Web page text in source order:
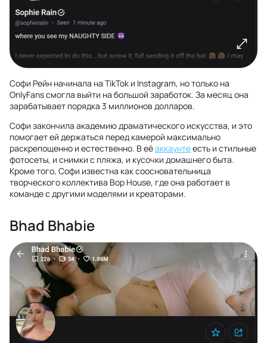
Софи Рейн начинала на TikTok и Instagram, но только на
OnlyFans смогла выйти на большой заработок. За месяц она
зарабатывает порядка 3 миллионов долларов.
Софи закончила академию драматического искусства, и это
помогает ей держаться перед камерой максимально
раскрепощенно и естественно. В еёаккаунтеесть и стильные
фотосеты, и снимки с пляжа, и кусочки домашнего быта.
Кроме того, Софи известна как соосновательница
творческого коллектива Bop House, где она работает в
команде с другими моделями и креаторами.
Bhad Bhabie